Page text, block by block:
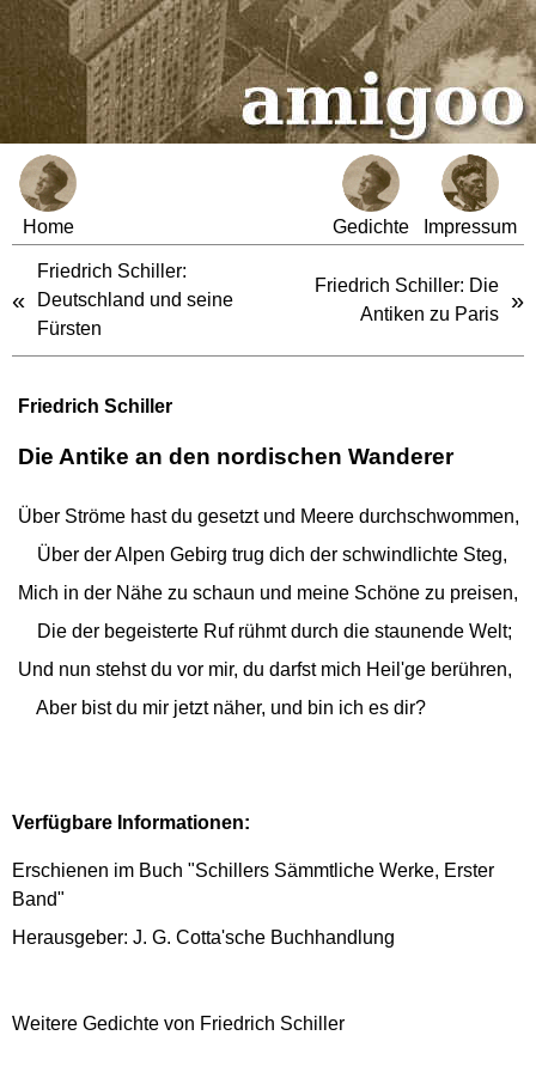
Home Gedichte Impressum
«
Friedrich Schiller:
Deutschland und seine
Fürsten
Friedrich Schiller: Die
Antiken zu Paris
»
Friedrich Schiller
Die Antike an den nordischen Wanderer
Über Ströme hast du gesetzt und Meere durchschwommen,
Über der Alpen Gebirg trug dich der schwindlichte Steg,
Mich in der Nähe zu schaun und meine Schöne zu preisen,
Die der begeisterte Ruf rühmt durch die staunende Welt;
Und nun stehst du vor mir, du darfst mich Heil'ge berühren,
Aber bist du mir jetzt näher, und bin ich es dir?
Verfügbare Informationen:
Erschienen im Buch "Schillers Sämmtliche Werke, Erster
Band"
Herausgeber: J. G. Cotta'sche Buchhandlung
Weitere Gedichte von Friedrich Schiller